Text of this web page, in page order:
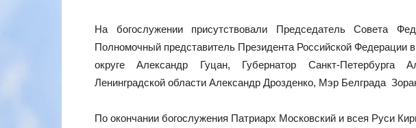
На богослужении присутствовали Председатель Совета
Полномочный представитель Президента Российской
округе Александр Гуцан, Губернатор Санкт‑Петербурга
Ленинградской области Александр Дрозденко, Мэр Белграда
По окончании богослужения Патриарх Московский и всея Руси